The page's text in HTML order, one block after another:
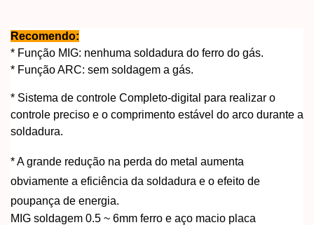
Recomendo:
* Função MIG: nenhuma soldadura do ferro do gás.
* Função ARC: sem soldagem a gás.
* Sistema de controle Completo-digital para realizar o
controle preciso e o comprimento estável do arco durante a
soldadura.
* A grande redução na perda do metal aumenta
obviamente a eficiência da soldadura e o efeito de
poupança de energia.
MIG soldagem 0.5 ~ 6mm ferro e aço macio placa